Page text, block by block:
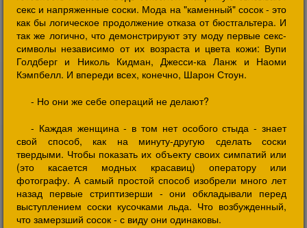
секс и напряженные соски. Мода на "каменный" сосок - это
как бы логическое продолжение отказа от бюстгальтера. И
так же логично, что демонстрируют эту моду первые секс-
символы независимо от их возраста и цвета кожи: Вупи
Голдберг и Николь Кидман, Джесси-ка Ланж и Наоми
Кэмпбелл. И впереди всех, конечно, Шарон Стоун.
- Но они же себе операций не делают?
- Каждая женщина - в том нет особого стыда - знает
свой способ, как на минуту-другую сделать соски
твердыми. Чтобы показать их объекту своих симпатий или
(это касается модных красавиц) оператору или
фотографу. А самый простой способ изобрели много лет
назад первые стриптизерши - они обкладывали перед
выступлением соски кусочками льда. Что возбужденный,
что замерзший сосок - с виду они одинаковы.